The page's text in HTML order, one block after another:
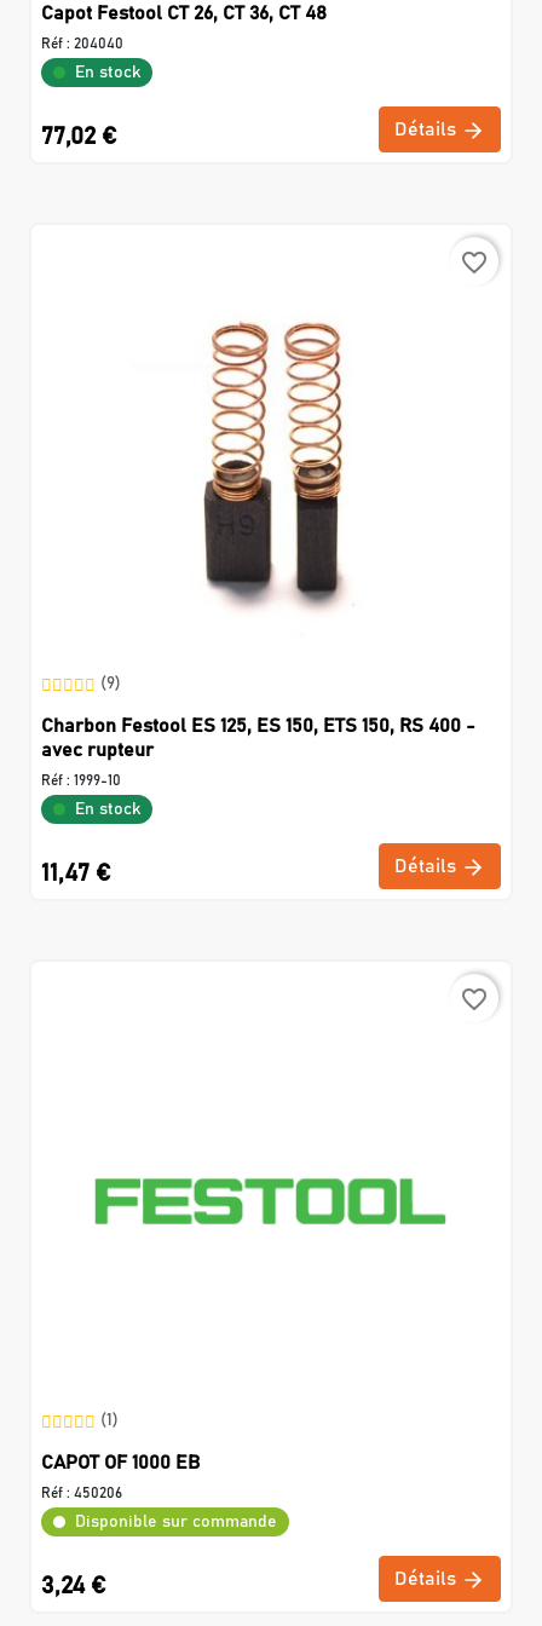
Capot Festool CT 26, CT 36, CT 48
Réf : 204040
En stock
77,02 € Détails
favorite_border
(9)
Charbon Festool ES 125, ES 150, ETS 150, RS 400 -
avec rupteur
Réf : 1999-10
En stock
11,47 € Détails
favorite_border
(1)
CAPOT OF 1000 EB
Réf : 450206
Disponible sur commande
3,24 € Détails